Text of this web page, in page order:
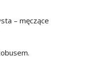
– męczące